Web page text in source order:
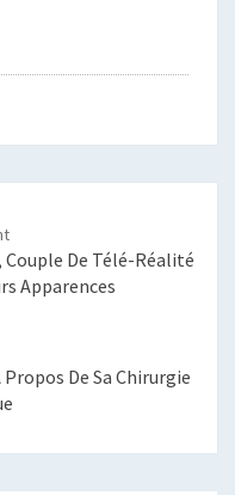
De Télé-Réalité
Apparences
De Sa Chirurgie